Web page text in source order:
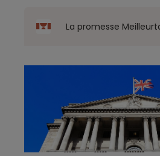
La promesse